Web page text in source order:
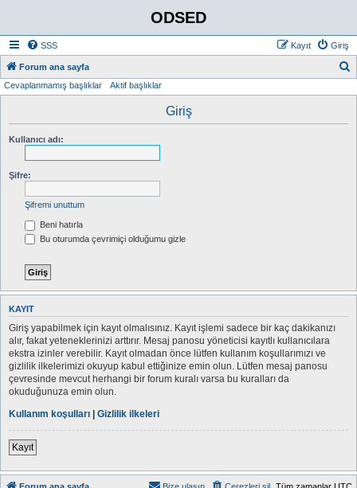
ODSED
SSS Giriş
Kayıt
Forum ana sayfa
Cevaplanmamış başlıklar Aktif başlıklar
Giriş
Kullanıcı adı:
Şifre:
Şifremi unuttum
Beni hatırla
Bu oturumda çevrimiçi olduğumu gizle
KAYIT
Giriş yapabilmek için kayıt olmalısınız. Kayıt işlemi sadece bir kaç dakikanızı
alır, fakat yeteneklerinizi arttırır. Mesaj panosu yöneticisi kayıtlı kullanıcılara
ekstra izinler verebilir. Kayıt olmadan önce lütfen kullanım koşullarımızı ve
gizlilik ilkelerimizi okuyup kabul ettiğinize emin olun. Lütfen mesaj panosu
çevresinde mevcut herhangi bir forum kuralı varsa bu kuralları da
okuduğunuza emin olun.
Kullanım koşulları | Gizlilik ilkeleri
Kayıt